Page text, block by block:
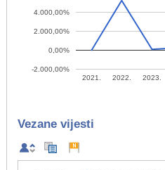
2021. 2022. 2023.
-2.000,00%
0,00%
2.000,00%
4.000,00%
Vezane vijesti